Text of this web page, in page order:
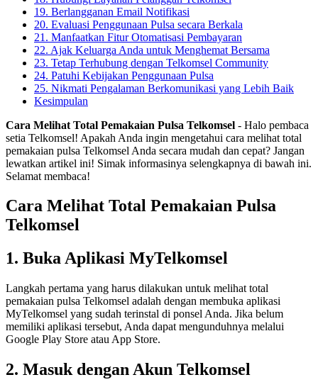
19. Berlangganan Email Notifikasi
20. Evaluasi Penggunaan Pulsa secara Berkala
21. Manfaatkan Fitur Otomatisasi Pembayaran
22. Ajak Keluarga Anda untuk Menghemat Bersama
23. Tetap Terhubung dengan Telkomsel Community
24. Patuhi Kebijakan Penggunaan Pulsa
25. Nikmati Pengalaman Berkomunikasi yang Lebih Baik
Kesimpulan
Cara Melihat Total Pemakaian Pulsa Telkomsel - Halo pembaca
setia Telkomsel! Apakah Anda ingin mengetahui cara melihat total
pemakaian pulsa Telkomsel Anda secara mudah dan cepat? Jangan
lewatkan artikel ini! Simak informasinya selengkapnya di bawah ini.
Selamat membaca!
Cara Melihat Total Pemakaian Pulsa
Telkomsel
1. Buka Aplikasi MyTelkomsel
Langkah pertama yang harus dilakukan untuk melihat total
pemakaian pulsa Telkomsel adalah dengan membuka aplikasi
MyTelkomsel yang sudah terinstal di ponsel Anda. Jika belum
memiliki aplikasi tersebut, Anda dapat mengunduhnya melalui
Google Play Store atau App Store.
2. Masuk dengan Akun Telkomsel